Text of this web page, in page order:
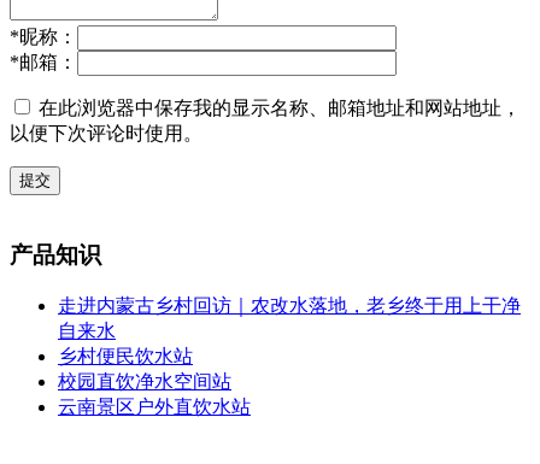
*昵称：
*邮箱：
在此浏览器中保存我的显示名称、邮箱地址和网站地址，
以便下次评论时使用。
提交
产品知识
走进内蒙古乡村回访｜农改水落地，老乡终于用上干净
自来水
乡村便民饮水站
校园直饮净水空间站
云南景区户外直饮水站